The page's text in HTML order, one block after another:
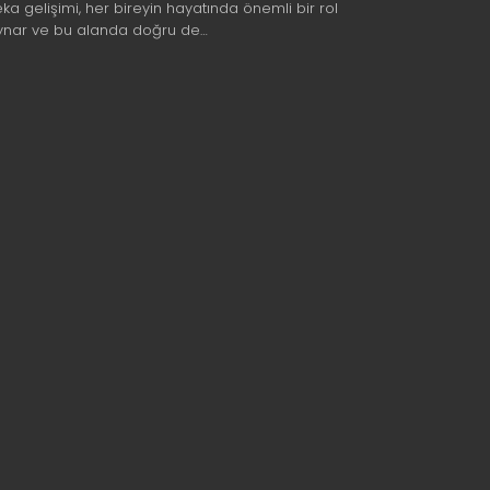
gelişimi, her bireyin hayatında önemli bir rol
ve bu alanda doğru de…